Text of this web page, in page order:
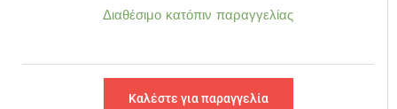
Διαθέσιμο κατόπιν παραγγελίας
Καλέστε για παραγγελία